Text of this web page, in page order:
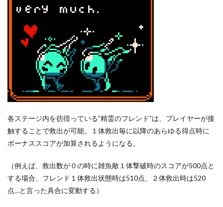
各ステージ内を彷徨っている”精霊のフレンド”は、プレイヤーが接
触することで救出が可能。１体救出毎に以降のあらゆる得点時に
ボーナススコアが加算されるようになる。
（例えば、救出数が０の時に雑魚敵１体撃破時のスコアが500点と
する場合、フレンド１体救出状態時は510点、２体救出時は520
点…と言った具合に変動する）